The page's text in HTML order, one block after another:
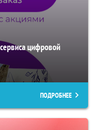
цифровой
ПОДРОБНЕЕ